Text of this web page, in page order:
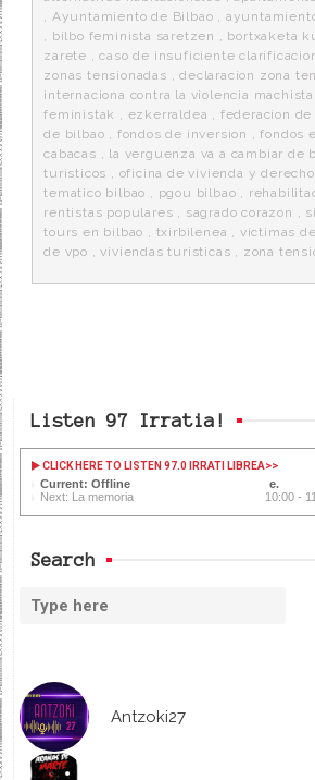
, Ayuntamiento de Bilbao ,
, bilbo feminista saretzen , bortxaketa
zarete ,caso de insuficiente
zonas tensionadas ,declaracion zona
internaciona contra la violencia machista
feministak , ezkerraldea , federacion de
de bilbao , fondos de inversion ,fondos
cabacas , la verguenza va a cambiar de
turisticos , oficina de vivienda y
tematico bilbao , pgou bilbao ,
rentistas populares , sagrado corazon ,
tours en bilbao , txirbilenea , victimas
de vpo ,viviendas turisticas , zona
Listen 97 Irratia!
CLICK HERE TO LISTEN 97.0 IRRATI LIBREA>>
Current: Offline
Next: La memoria
10:00 -
Search
Antzoki27